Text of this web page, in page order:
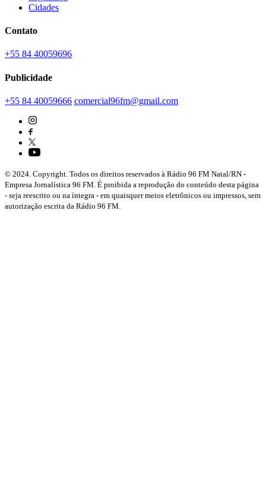
Cidades
Contato
+55 84 40059696
Publicidade
+55 84 40059666 comercial96fm@gmail.com
© 2024. Copyright. Todos os direitos reservados à Rádio 96 FM Natal/RN -
Empresa Jornalística 96 FM. É proibida a reprodução do conteúdo desta página
- seja reescrito ou na íntegra - em quaisquer meios eletrônicos ou impressos, sem
autorização escrita da Rádio 96 FM.